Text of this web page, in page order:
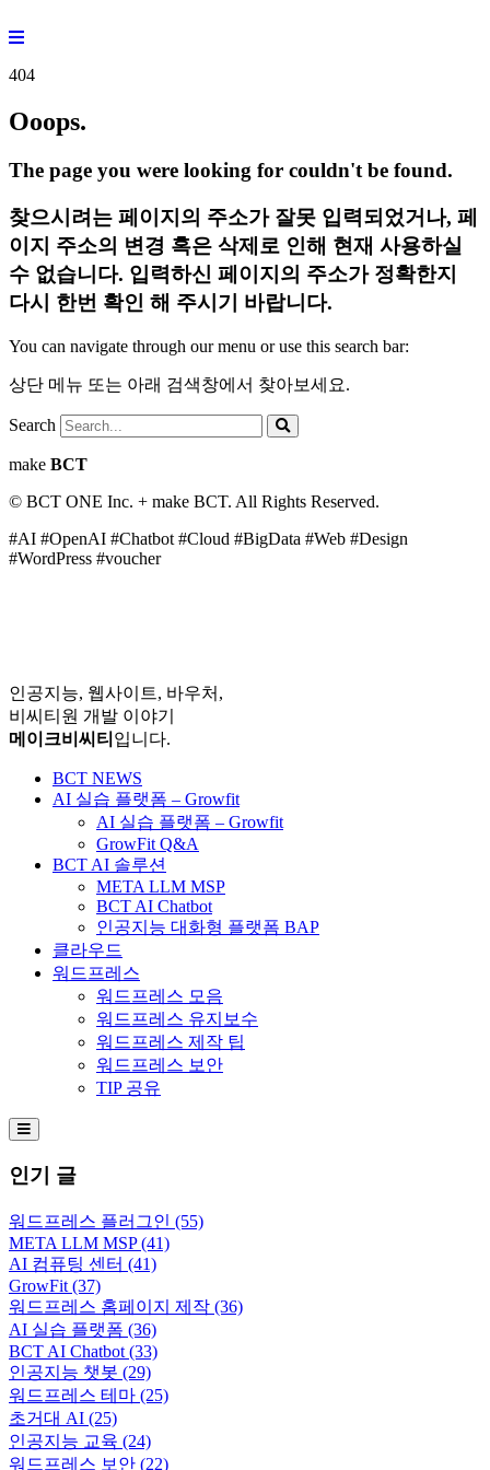
to
404
Ooops.
The page you were looking for couldn't be found.
찾으시려는 페이지의 주소가 잘못 입력되었거나, 페
이지 주소의 변경 혹은 삭제로 인해 현재 사용하실
수 없습니다. 입력하신 페이지의 주소가 정확한지
다시 한번 확인 해 주시기 바랍니다.
You can navigate through our menu or use this search bar:
상단 메뉴 또는 아래 검색창에서 찾아보세요.
Search
make BCT
© BCT ONE Inc. + make BCT. All Rights Reserved.
#AI #OpenAI #Chatbot #Cloud #BigData #Web #Design
#WordPress #voucher
인공지능, 웹사이트, 바우처,
비씨티원 개발 이야기
메이크비씨티 입니다.
BCT NEWS
AI 실습 플랫폼 – Growfit
AI 실습 플랫폼 – Growfit
GrowFit Q&A
BCT AI 솔루션
META LLM MSP
BCT AI Chatbot
인공지능 대화형 플랫폼 BAP
클라우드
워드프레스
워드프레스 모음
워드프레스 유지보수
워드프레스 제작 팁
워드프레스 보안
TIP 공유
Hamburger Toggle Menu
인기 글
워드프레스 플러그인 (55)
META LLM MSP(41)
AI 컴퓨팅 센터 (41)
GrowFit (37)
워드프레스 홈페이지 제작 (36)
AI 실습 플랫폼 (36)
BCT AI Chatbot (33)
인공지능 챗봇 (29)
워드프레스 테마 (25)
초거대 AI (25)
인공지능 교육 (24)
워드프레스 보안 (22)